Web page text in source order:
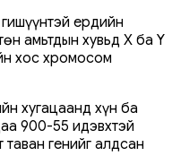
ердийн
амьтдын хувьд X ба Y
хос хромосом
хугацаанд хүн ба
900-55 идэвхтэй
генийг алдсан